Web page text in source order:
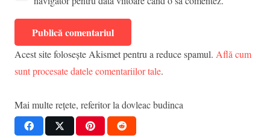
Publică comentariul
Acest site folosește Akismet pentru a reduce spamul. Află cum
sunt procesate datele comentariilor tale.
Mai multe rețete, referitor la dovleac budinca